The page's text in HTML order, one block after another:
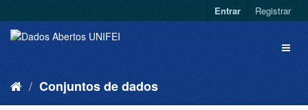
Entrar Registrar
Conjuntos de dados